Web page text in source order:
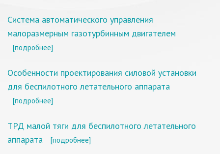
Система автоматического управления
малоразмерным газотурбинным двигателем
[подробнее]
Особенности проектирования силовой установки
для беспилотного летательного аппарата
[подробнее]
ТРД малой тяги для беспилотного летательного
аппарата
[подробнее]